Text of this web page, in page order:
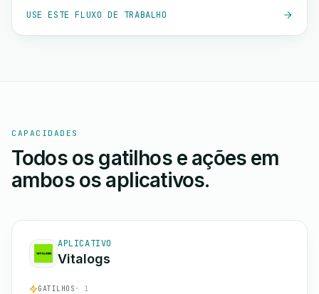
USE ESTE FLUXO DE TRABALHO
CAPACIDADES
Todos os gatilhos e ações em
ambos os aplicativos.
APLICATIVO
Vitalogs
GATILHOS · 1